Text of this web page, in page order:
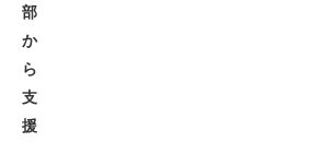
部
か
ら
支
援